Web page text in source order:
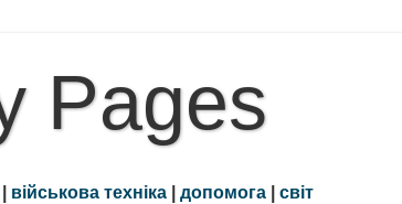
Pages
| військова техніка | допомога | світ